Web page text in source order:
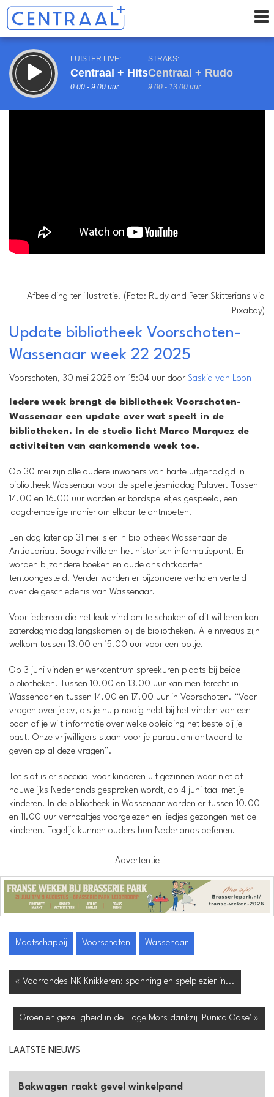
LUISTER LIVE:
Centraal + Hits
0.00 - 9.00 uur
STRAKS:
Centraal + Rudo
9.00 - 13.00 uur
Afbeelding ter illustratie. (Foto: Rudy and Peter Skitterians via
Pixabay)
Update bibliotheek Voorschoten-
Wassenaar week 22 2025
Voorschoten, 30 mei 2025 om 15:04 uur door Saskia van Loon
Iedere week brengt de bibliotheek Voorschoten-
Wassenaar een update over wat speelt in de
bibliotheken. In de studio licht Marco Marquez de
activiteiten van aankomende week toe.
Op 30 mei zijn alle oudere inwoners van harte uitgenodigd in
bibliotheek Wassenaar voor de spelletjesmiddag Palaver. Tussen
14.00 en 16.00 uur worden er bordspelletjes gespeeld, een
laagdrempelige manier om elkaar te ontmoeten.
Een dag later op 31 mei is er in bibliotheek Wassenaar de
Antiquariaat Bougainville en het historisch informatiepunt. Er
worden bijzondere boeken en oude ansichtkaarten
tentoongesteld. Verder worden er bijzondere verhalen verteld
over de geschiedenis van Wassenaar.
Voor iedereen die het leuk vind om te schaken of dit wil leren kan
zaterdagmiddag langskomen bij de bibliotheken. Alle niveaus zijn
welkom tussen 13.00 en 15.00 uur voor een potje.
Op 3 juni vinden er werkcentrum spreekuren plaats bij beide
bibliotheken. Tussen 10.00 en 13.00 uur kan men terecht in
Wassenaar en tussen 14.00 en 17.00 uur in Voorschoten. “Voor
vragen over je cv, als je hulp nodig hebt bij het vinden van een
baan of je wilt informatie over welke opleiding het beste bij je
past. Onze vrijwilligers staan voor je paraat om antwoord te
geven op al deze vragen”.
Tot slot is er speciaal voor kinderen uit gezinnen waar niet of
nauwelijks Nederlands gesproken wordt, op 4 juni taal met je
kinderen. In de bibliotheek in Wassenaar worden er tussen 10.00
en 11.00 uur verhaaltjes voorgelezen en liedjes gezongen met de
kinderen. Tegelijk kunnen ouders hun Nederlands oefenen.
Advertentie
Maatschappij Voorschoten Wassenaar
« Voorrondes NK Knikkeren: spanning en spelplezier in...
Groen en gezelligheid in de Hoge Mors dankzij 'Punica Oase' »
LAATSTE NIEUWS
Bakwagen raakt gevel winkelpand